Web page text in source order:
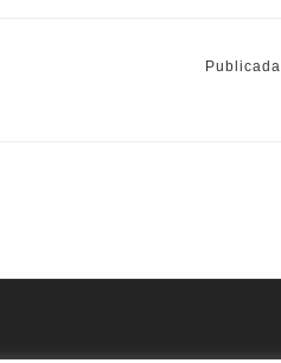
Publicada